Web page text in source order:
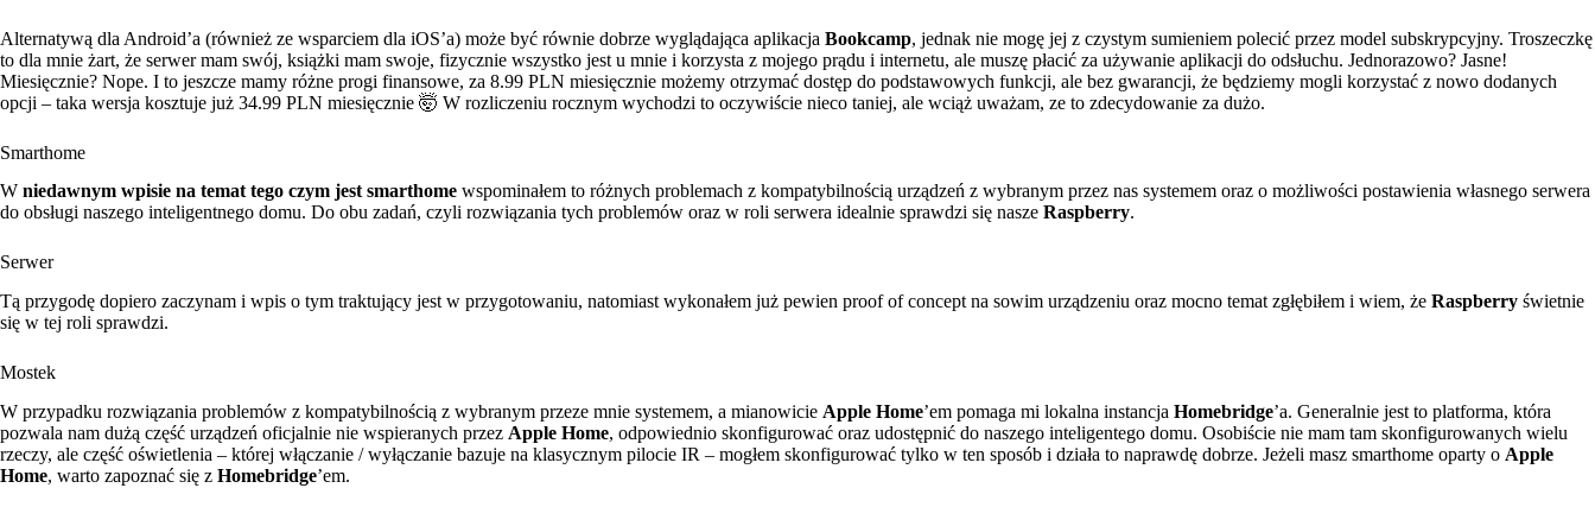
Alternatywą dla Android’a (również ze wsparciem dla iOS’a) może być równie dobrze wyglądająca aplikacja Bookcamp, jednak nie mogę jej z czystym sumieniem polecić przez model subskrypcyjny. Troszeczkę
to dla mnie żart, że serwer mam swój, książki mam swoje, fizycznie wszystko jest u mnie i korzysta z mojego prądu i internetu, ale muszę płacić za używanie aplikacji do odsłuchu. Jednorazowo? Jasne!
Miesięcznie? Nope. I to jeszcze mamy różne progi finansowe, za 8.99 PLN miesięcznie możemy otrzymać dostęp do podstawowych funkcji, ale bez gwarancji, że będziemy mogli korzystać z nowo dodanych
opcji – taka wersja kosztuje już 34.99 PLN miesięcznie 🤯 W rozliczeniu rocznym wychodzi to oczywiście nieco taniej, ale wciąż uważam, ze to zdecydowanie za dużo.
Smarthome
W niedawnym wpisie na temat tego czym jest smarthome wspominałem to różnych problemach z kompatybilnością urządzeń z wybranym przez nas systemem oraz o możliwości postawienia własnego serwera
do obsługi naszego inteligentnego domu. Do obu zadań, czyli rozwiązania tych problemów oraz w roli serwera idealnie sprawdzi się nasze Raspberry.
Serwer
Tą przygodę dopiero zaczynam i wpis o tym traktujący jest w przygotowaniu, natomiast wykonałem już pewien proof of concept na sowim urządzeniu oraz mocno temat zgłębiłem i wiem, że Raspberry świetnie
się w tej roli sprawdzi.
Mostek
W przypadku rozwiązania problemów z kompatybilnością z wybranym przeze mnie systemem, a mianowicie Apple Home’em pomaga mi lokalna instancja Homebridge’a. Generalnie jest to platforma, która
pozwala nam dużą część urządzeń oficjalnie nie wspieranych przez Apple Home, odpowiednio skonfigurować oraz udostępnić do naszego inteligentego domu. Osobiście nie mam tam skonfigurowanych wielu
rzeczy, ale część oświetlenia – której włączanie / wyłączanie bazuje na klasycznym pilocie IR – mogłem skonfigurować tylko w ten sposób i działa to naprawdę dobrze. Jeżeli masz smarthome oparty o Apple
Home, warto zapoznać się z Homebridge’em.